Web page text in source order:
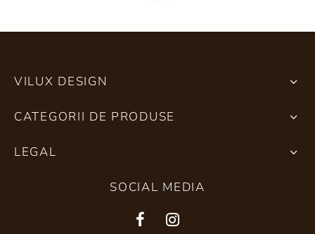
VILUX DESIGN
CATEGORII DE PRODUSE
LEGAL
SOCIAL MEDIA